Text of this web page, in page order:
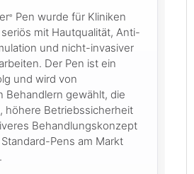
®
Pen wurde für Kliniken
mit Hautqualität, Anti-
und nicht-invasiver
Der Pen ist ein
und wird von
Behandlern gewählt, die
höhere Betriebssicherheit
Behandlungskonzept
Pens am Markt